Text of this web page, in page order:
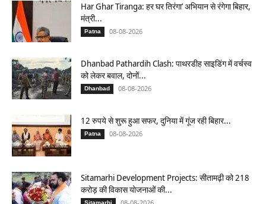
Har Ghar Tiranga: हर घर तिरंगा’ अभियान से रंगेगा बिहार,
मंत्री...
Patna 08-08-2026
Dhanbad Pathardih Clash: पाथरडीह साइडिंग में वर्चस्व
को लेकर बवाल, दोनों...
Dhanbad 08-08-2026
12 रुपये से शुरू हुआ सफर, दुनिया में गूंज रही बिहार...
Patna 08-08-2026
Sitamarhi Development Projects: सीतामढ़ी को 218
करोड़ की विकास योजनाओं की...